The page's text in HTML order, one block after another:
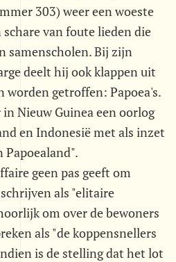
303) weer een woeste
schare van foute lieden die
samenscholen. Bij zijn
deelt hij ook klappen uit
worden getroffen: Papoea's.
Nieuw Guinea een oorlog
en Indonesië met als inzet
Papoealand".
geen pas geeft om
als "elitaire
om over de bewoners
als "de koppensnellers
is de stelling dat het lot